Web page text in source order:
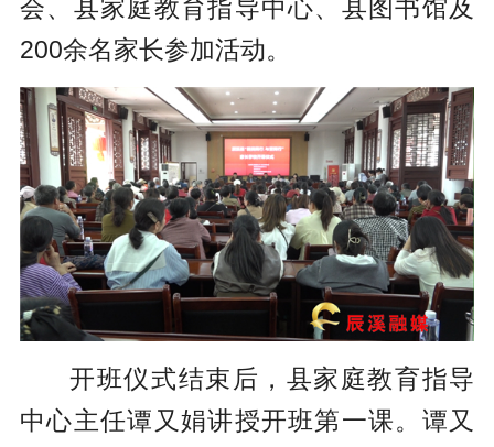
会、县家庭教育指导中心、县图书馆及
200余名家长参加活动。
开班仪式结束后，县家庭教育指导
中心主任谭又娟讲授开班第一课。谭又